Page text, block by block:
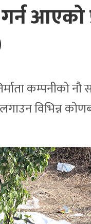
आएको
कम्पनीको नौ
विभिन्न